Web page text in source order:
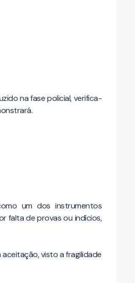
na fase policial, verifica-
um dos instrumentos
falta de provas ou indícios,
visto a fragilidade